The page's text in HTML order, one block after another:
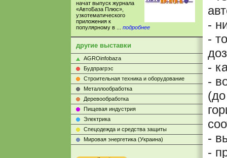
начат выпуск журнала
«АвтоБаза Плюс»,
узкотематического
приложения к
популярному в ... подробнее
другие выставки
AGROinfobaza
Будпрагрэс
Строительная техника и оборудование
Металлообработка
Деревообработка
Пищевая индустрия
Электрика
Cпецодежда и средства защиты
Мировая энергетика (Украина)
-
-
-
-
-
-